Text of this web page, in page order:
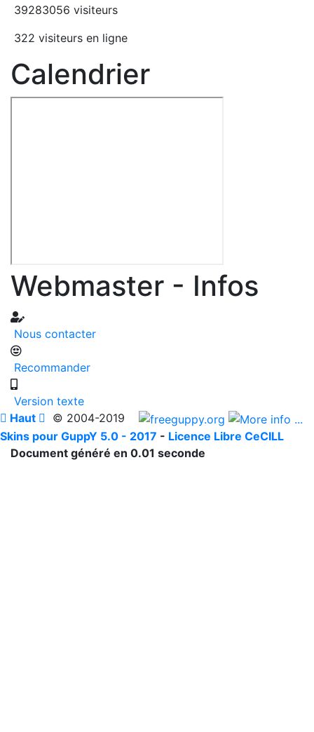
39283056 visiteurs
322 visiteurs en ligne
Calendrier
Webmaster - Infos
Nous contacter
Recommander
Version texte
 Haut  © 2004-2019
Skins pour GuppY 5.0 - 2017 - Licence Libre CeCILL
Document généré en 0.01 seconde